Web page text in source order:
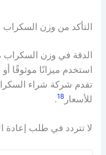
التأكد من وزن السكراب
الدقة في وزن
استخدم ميزانًا موثوقًا
تقدم شركة شراء
للأسعار 18
.
لا تتردد في طلب إعادة